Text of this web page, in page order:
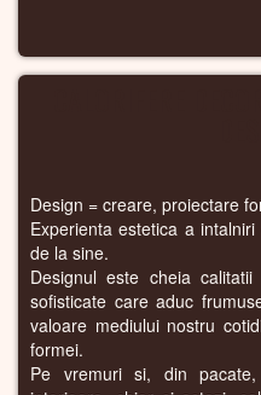
Design = creare, proiectare
Experienta estetica a
de la sine.
Designul este cheia
sofisticate care aduc
valoare mediului nostru
formei.
Pe vremuri si, din